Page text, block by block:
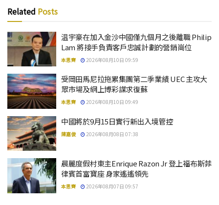
Related Posts
温宇豪在加入金沙中國僅九個月之後離職 Philip
Lam 將接手負責客戶忠誠計劃的營銷崗位
本思齊 2026年08月10日 09:59
受岡田馬尼拉拖累集團第二季業績 UEC 主攻大
眾市場及網上博彩謀求復蘇
本思齊 2026年08月10日 09:49
中國將於9月15日實行新出入境管控
陳嘉俊 2026年08月08日 07:38
晨麗度假村東主Enrique Razon Jr 登上福布斯菲
律賓首富寶座 身家遙遙領先
本思齊 2026年08月07日 09:57